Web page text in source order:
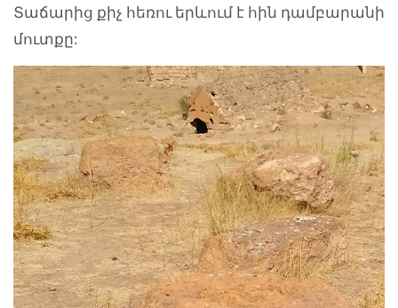
Տաճարից քիչ հեռու երևում է հին դամբարանի
մուտքը: